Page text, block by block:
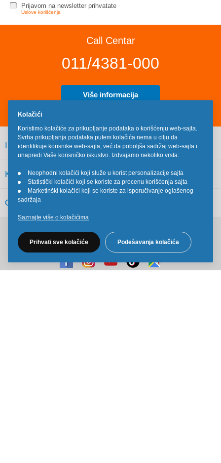
Prijavom na newsletter prihvatate
Uslove korišćenja
Call Centar
011/4381-000
Više informacija
INFORMACIJE
KORISNIČKI SERVIS
OSTALO
Kolačići
Koristimo kolačiće za prikupljanje podataka o korišćenju web-sajta.
Svrha prikupljanja podataka putem kolačića nema u cilju da
identifikuje korisnike web-sajta, već da poboljša sadržaj web-sajta i
unapredi Vaše korisničko iskustvo. Izdvajamo nekoliko vrsta:
•
Neophodni kolačići koji služe u korist personalizacije sajta
•
Statistički kolačići koji se koriste za procenu korišćenja sajta
•
Marketinški kolačići koji se koriste za isporučivanje oglašenog
sadržaja
Saznajte više o kolačićima
Prihvati sve kolačiće Podešavanja kolačića
Pratite nas na društvenim mrežama